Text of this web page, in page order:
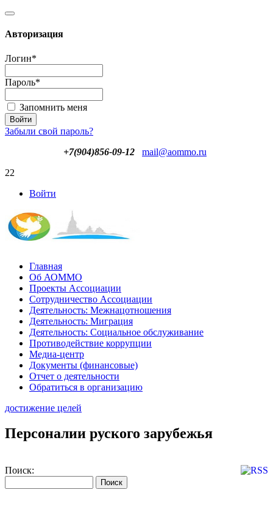
Авторизация
Логин*
Пароль*
Запомнить меня
Забыли свой пароль?
+7(904)856-09-12
mail@aommo.ru
22
Войти
Главная
Об АОММО
Проекты Ассоциации
Сотрудничество Ассоциации
Деятельность: Межнацотношения
Деятельность: Миграция
Деятельность: Социальное обслуживание
Противодействие коррупции
Медиа-центр
Документы (финансовые)
Отчет о деятельности
Обратиться в организацию
достижение целей
Персоналии руского зарубежья
Поиск: